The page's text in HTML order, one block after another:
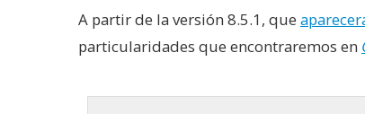
A partir de la versión 8.5.1, que
particularidades que encontraremos en